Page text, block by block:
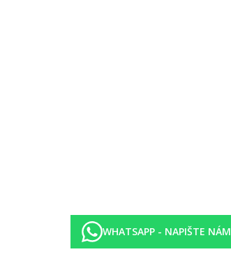
WHATSAPP - NAPIŠTE NÁM